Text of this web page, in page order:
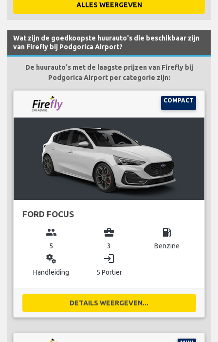
ALLES WEERGEVEN
Wat zijn de goedkoopste huurauto's die beschikbaar zijn
van Firefly bij Podgorica Airport?
De huurauto's met de laagste prijzen van Firefly bij
Podgorica Airport per categorie zijn:
COMPACT
FORD FOCUS
group
5
business_center
3
local_gas_station
Benzine
miscellaneous_services
Handleiding
login
5 Portier
DETAILS WEERGEVEN...